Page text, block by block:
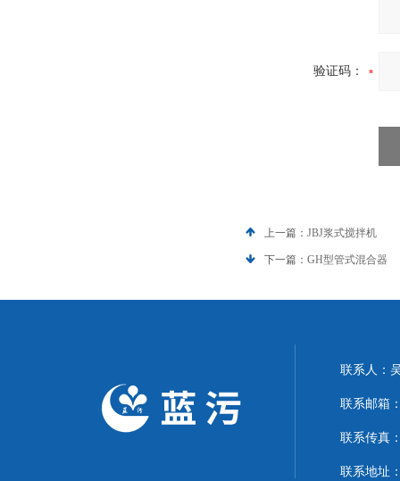
验证码：
上一篇： JBJ浆式搅拌机
下一篇： GH型管式混合器
联系人：
联系邮箱
联系传真
联系地址